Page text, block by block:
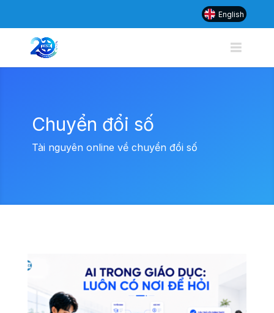
English
Chuyển đổi số
Tài nguyên online về chuyển đổi số